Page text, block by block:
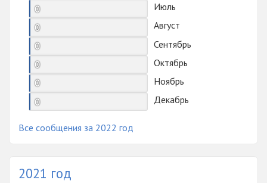
0
Июль
0
Август
0
Сентябрь
0
Октябрь
0
Ноябрь
0
Декабрь
Все сообщения за 2022 год
2021 год